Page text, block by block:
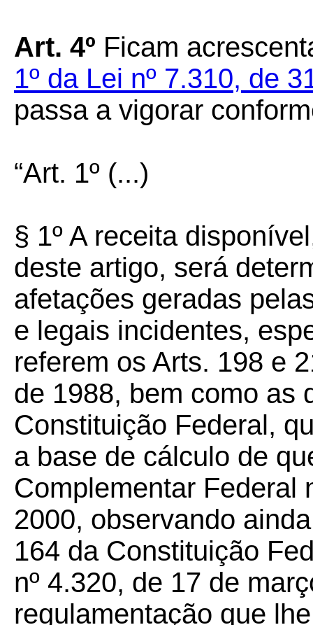
Art. 4º Ficam
1º da Lei nº 7.310, de
passa a vigorar
“Art. 1º (...)
§ 1º A receita
deste artigo, será
afetações geradas
e legais incidentes,
referem os Arts. 198 e
de 1988, bem como as
Constituição Federal,
a base de cálculo de
Complementar Federal
2000, observando
164 da Constituição
nº 4.320, de 17 de
regulamentação que